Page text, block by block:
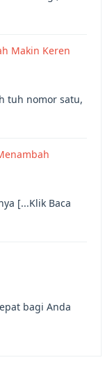
Makin Keren
tuh nomor satu,
[...Klik Baca
bagi Anda